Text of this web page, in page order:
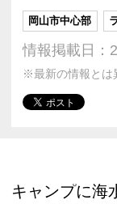
岡山市中心部
情報掲載日：
※最新の情報とは
キャンプに海